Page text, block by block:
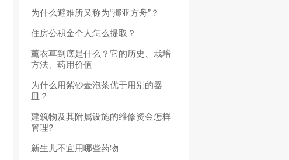
为什么避难所又称为“挪亚方舟”？
住房公积金个人怎么提取？
薰衣草到底是什么？它的历史、栽培
方法、药用价值
为什么用紫砂壶泡茶优于用别的器
皿？
建筑物及其附属设施的维修资金怎样
管理?
新生儿不宜用哪些药物